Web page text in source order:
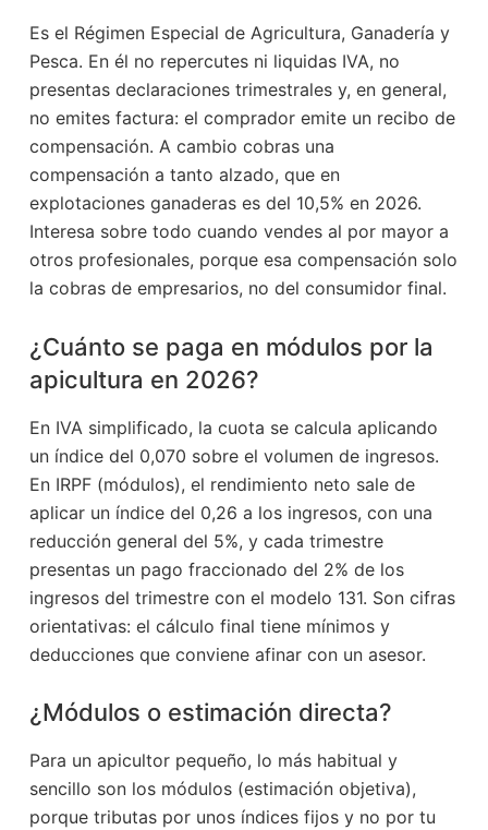
Es el Régimen Especial de Agricultura, Ganadería y
Pesca. En él no repercutes ni liquidas IVA, no
presentas declaraciones trimestrales y, en general,
no emites factura: el comprador emite un recibo de
compensación. A cambio cobras una
compensación a tanto alzado, que en
explotaciones ganaderas es del 10,5% en 2026.
Interesa sobre todo cuando vendes al por mayor a
otros profesionales, porque esa compensación solo
la cobras de empresarios, no del consumidor final.
¿Cuánto se paga en módulos por la
apicultura en 2026?
En IVA simplificado, la cuota se calcula aplicando
un índice del 0,070 sobre el volumen de ingresos.
En IRPF (módulos), el rendimiento neto sale de
aplicar un índice del 0,26 a los ingresos, con una
reducción general del 5%, y cada trimestre
presentas un pago fraccionado del 2% de los
ingresos del trimestre con el modelo 131. Son cifras
orientativas: el cálculo final tiene mínimos y
deducciones que conviene afinar con un asesor.
¿Módulos o estimación directa?
Para un apicultor pequeño, lo más habitual y
sencillo son los módulos (estimación objetiva),
porque tributas por unos índices fijos y no por tu